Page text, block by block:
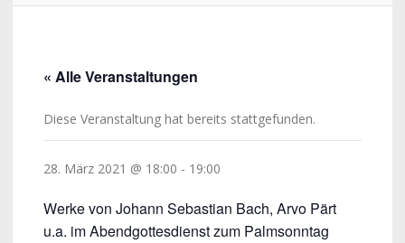
« Alle Veranstaltungen
Diese Veranstaltung hat bereits stattgefunden.
28. März 2021 @ 18:00 - 19:00
Werke von Johann Sebastian Bach, Arvo Pärt
u.a. im Abendgottesdienst zum Palmsonntag